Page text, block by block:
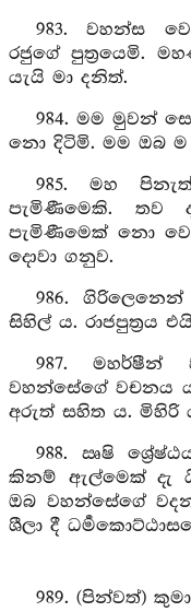
983. වහන්ස
රජුගේ පුත්‍රයෙමි.
යැයි මා දනිත්.
984. මම මුවන්
නො දිටිමි. මම ඔබ ම
985. මහ
පැමිණීමෙකි. තව
පැමිණීමෙක් නො
දොවා ගනුව.
986.
සිහිල් ය. රාජපුත්‍රය
987.
වහන්සේගේ වචනය
අරුත් සහිත ය. මිහිරි
988. ඍෂි
කිනම් ඇල්මෙක් දැ
ඔබ වහන්සේගේ වදන්
ශීලා දී
989. (පින්වත්)